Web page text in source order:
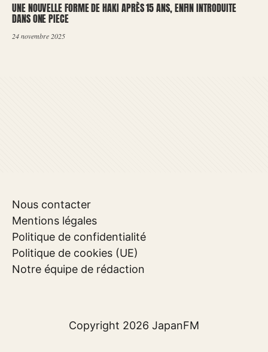
UNE NOUVELLE FORME DE HAKI APRÈS 15 ANS, ENFIN INTRODUITE
DANS ONE PIECE
24 novembre 2025
Nous contacter
Mentions légales
Politique de confidentialité
Politique de cookies (UE)
Notre équipe de rédaction
Copyright 2026 JapanFM